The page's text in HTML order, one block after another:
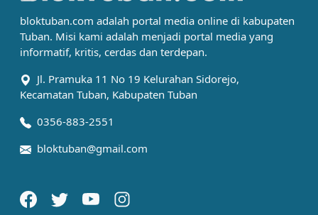
bloktuban.com adalah portal media online di kabupaten
Tuban. Misi kami adalah menjadi portal media yang
informatif, kritis, cerdas dan terdepan.
Jl. Pramuka 11 No 19 Kelurahan Sidorejo,
Kecamatan Tuban, Kabupaten Tuban
0356-883-2551
bloktuban@gmail.com